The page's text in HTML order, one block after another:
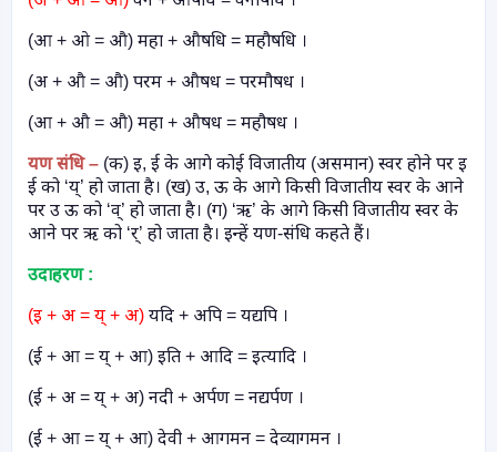
(आ + ओ = औ) महा + औषधि = महौषधि ।
(अ + औ = औ) परम + औषध = परमौषध ।
(आ + औ = औ) महा + औषध = महौषध ।
यण संधि – (क) इ, ई के आगे कोई विजातीय (असमान) स्वर होने पर इ
ई को ‘य्’ हो जाता है। (ख) उ, ऊ के आगे किसी विजातीय स्वर के आने
पर उ ऊ को ‘व्’ हो जाता है। (ग) ‘ऋ’ के आगे किसी विजातीय स्वर के
आने पर ऋ को ‘र्’ हो जाता है। इन्हें यण-संधि कहते हैं।
उदाहरण :
(इ + अ = य् + अ) यदि + अपि = यद्यपि ।
(ई + आ = य् + आ) इति + आदि = इत्यादि ।
(ई + अ = य् + अ) नदी + अर्पण = नद्यर्पण ।
(ई + आ = य् + आ) देवी + आगमन = देव्यागमन ।